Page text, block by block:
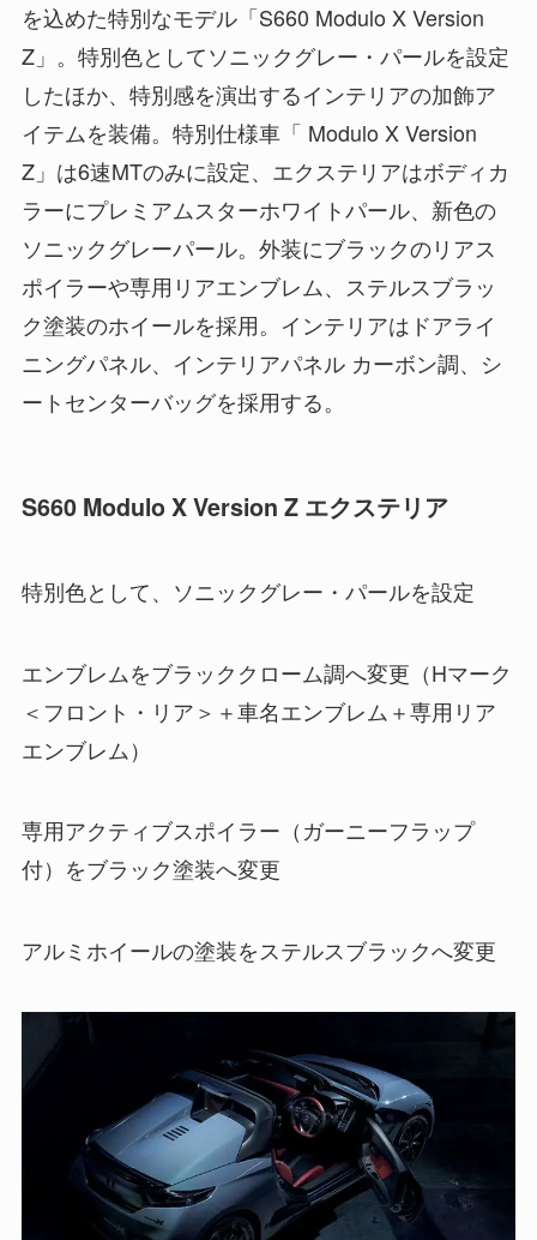
を込めた特別なモデル「S660 Modulo X Version
Z」。特別色としてソニックグレー・パールを設定
したほか、特別感を演出するインテリアの加飾ア
イテムを装備。特別仕様車「 Modulo X Version
Z」は6速MTのみに設定、エクステリアはボディカ
ラーにプレミアムスターホワイトパール、新色の
ソニックグレーパール。外装にブラックのリアス
ポイラーや専用リアエンブレム、ステルスブラッ
ク塗装のホイールを採用。インテリアはドアライ
ニングパネル、インテリアパネル カーボン調、シ
ートセンターバッグを採用する。
S660 Modulo X Version Z エクステリア
特別色として、ソニックグレー・パールを設定
エンブレムをブラッククローム調へ変更（Hマーク
＜フロント・リア＞＋車名エンブレム＋専用リア
エンブレム）
専用アクティブスポイラー（ガーニーフラップ
付）をブラック塗装へ変更
アルミホイールの塗装をステルスブラックへ変更